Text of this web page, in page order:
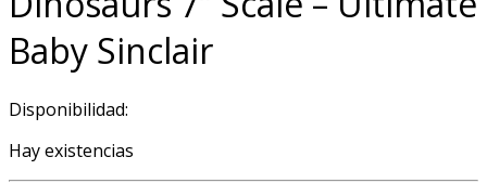
Baby Sinclair
Disponibilidad:
Hay existencias